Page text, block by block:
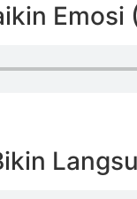
Emosi